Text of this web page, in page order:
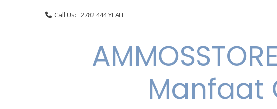
Call Us: +2782 444 YEAH
Manfaat